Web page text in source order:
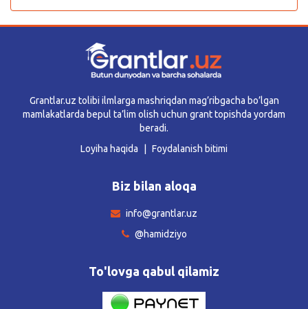
Grantlar.uz tolibi ilmlarga mashriqdan mag’ribgacha bo’lgan
mamlakatlarda bepul ta’lim olish uchun grant topishda yordam
beradi.
Loyiha haqida
Foydalanish bitimi
Biz bilan aloqa
info@grantlar.uz
@hamidziyo
To'lovga qabul qilamiz